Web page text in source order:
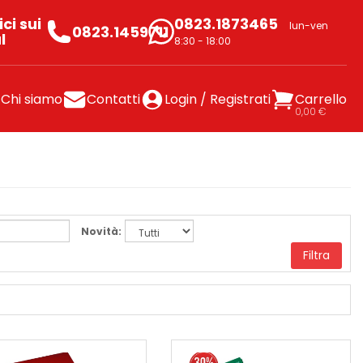
sui 0823.1459711 0823.1873465
lun-ven
8:30 - 18:00
Chi siamo Contatti Login / Registrati Carrello
0,00 €
Novità:
Filtra